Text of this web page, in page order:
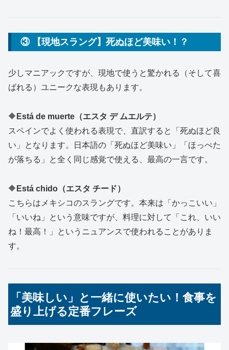
③ 【現地スラング】死ぬほど美味い！？
少しマニアックですが、現地で使うと驚かれる（そして喜
ばれる）ユニークな表現もあります。
🔶 Está de muerte（エスタ デ ムエルテ）
スペインでよく使われる表現で、直訳すると「死ぬほど良
い」となります。日本語の「死ぬほど美味い」「ほっぺた
が落ちる」と全く同じ感覚で使える、最高の一言です。
🔶 Está chido（エスタ チード）
こちらはメキシコのスラングです。本来は「かっこいい」
「いいね」という意味ですが、料理に対して「これ、いい
ね！最高！」というニュアンスで使われることがありま
す。
「美味しい」と一緒に使いたい！食事を
盛り上げる定番フレーズ